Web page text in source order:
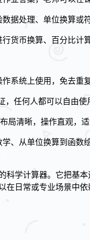
据处理、单位换算或
货币换算、百分比计
系统上使用，免去重
，任何人都可以自由使
局清晰，操作直观，
、从单位换算到函数
科学计算器。它把基
在日常或专业场景中依